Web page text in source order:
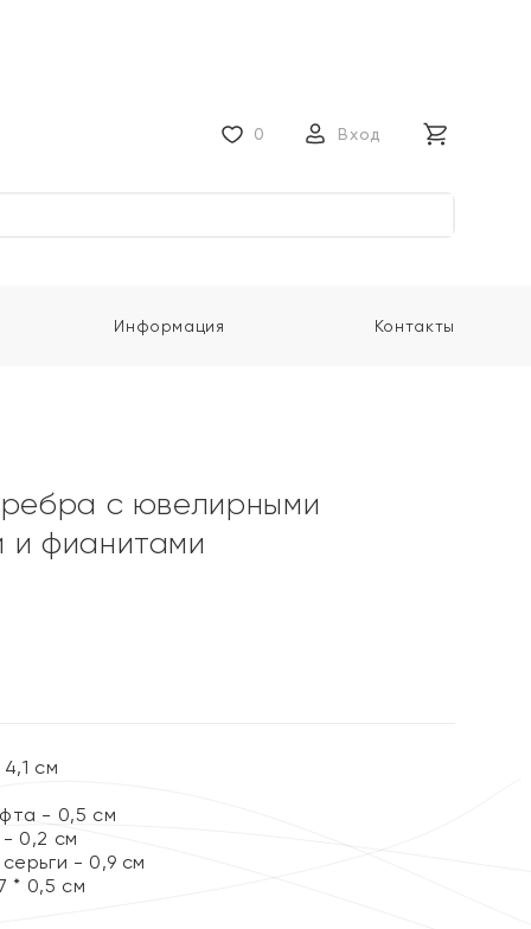
0 Вход
Информация Контакты
с ювелирными
и фианитами
см
- 0,5 см
0,2 см
- 0,9 см
* 0,5 см